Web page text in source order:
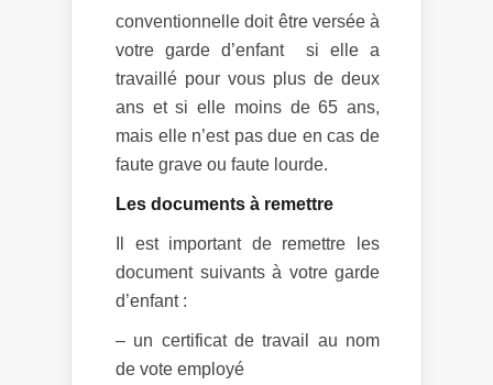
conventionnelle doit être versée à
votre garde d’enfant si elle a
travaillé pour vous plus de deux
ans et si elle moins de 65 ans,
mais elle n’est pas due en cas de
faute grave ou faute lourde.
Les documents à remettre
Il est important de remettre les
document suivants à votre garde
d’enfant :
– un certificat de travail au nom
de vote employé